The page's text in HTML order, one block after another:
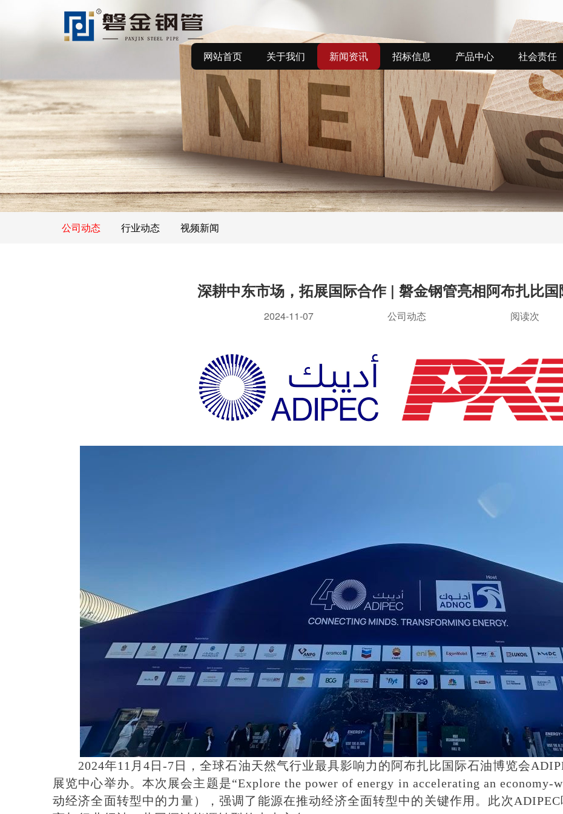
网站首页 关于我们 新闻资讯 招标信息 产品中心 社会责任
公司动态 行业动态 视频新闻
深耕中东市场，拓展国际合作 | 磐金钢管亮相阿布扎比
2024-11-07 公司动态 阅读次
2024年11月4日-7日 ，全球石油天然气行业最具影响力 的阿布扎比国际石油博览会
展览中心举办。本次展会主题是“Explore the power of energy in accelerating an
动经济全面转型中的力量），强调了能源在推动经济全面转型中的关键作用。此次